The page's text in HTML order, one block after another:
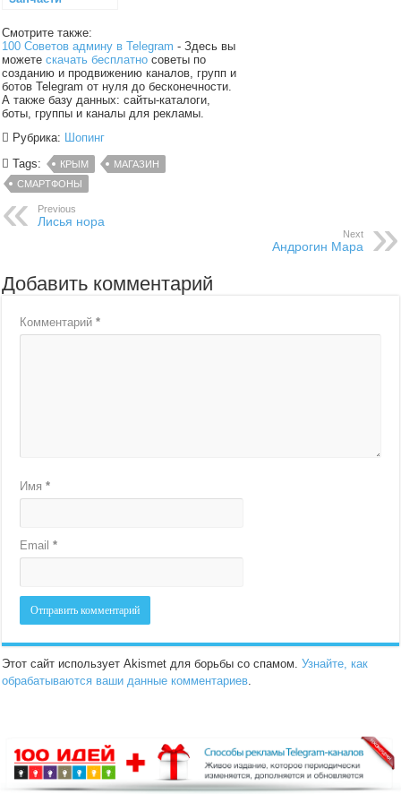
Смотрите также:
100 Советов админу в Telegram - Здесь вы
можетескачать бесплатно советы по
созданию и продвижению каналов, групп и
ботов Telegram от нуля до бесконечности.
А также базу данных: сайты-каталоги,
боты, группы и каналы для рекламы.
Рубрика: Шопинг
Tags:
КРЫМ
МАГАЗИН
СМАРТФОНЫ
Previous
Лисья нора
Next
Андрогин Мара
Добавить комментарий
Комментарий*
Имя*
Email*
Этот сайт использует Akismet для борьбы со спамом.Узнайте, как
обрабатываются ваши данные комментариев.